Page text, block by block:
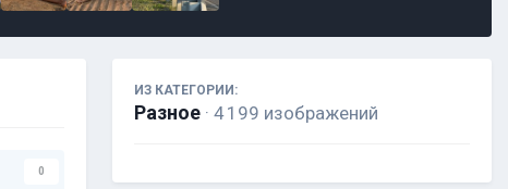
0
ИЗ КАТЕГОРИИ:
Разное · 4 199 изображений